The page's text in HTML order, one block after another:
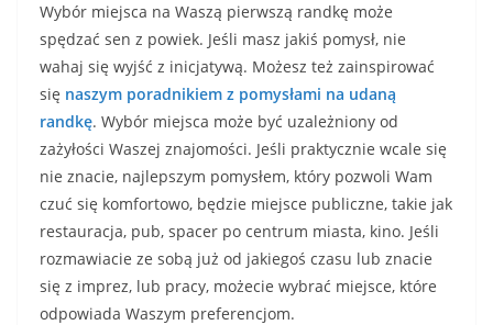
Wybór miejsca na Waszą pierwszą randkę może
spędzać sen z powiek. Jeśli masz jakiś pomysł, nie
wahaj się wyjść z inicjatywą. Możesz też zainspirować
się naszym poradnikiem z pomysłami na udaną
randkę. Wybór miejsca może być uzależniony od
zażyłości Waszej znajomości. Jeśli praktycznie wcale się
nie znacie, najlepszym pomysłem, który pozwoli Wam
czuć się komfortowo, będzie miejsce publiczne, takie jak
restauracja, pub, spacer po centrum miasta, kino. Jeśli
rozmawiacie ze sobą już od jakiegoś czasu lub znacie
się z imprez, lub pracy, możecie wybrać miejsce, które
odpowiada Waszym preferencjom.